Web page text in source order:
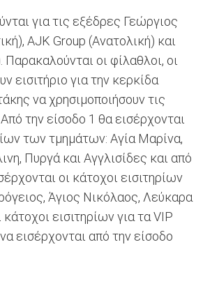
για τις εξέδρες Γεώργιος
AJK Group (Ανατολική) και
οι φίλαθλοι, οι
εισιτήριο για την κερκίδα
να χρησιμοποιήσουν τις
την είσοδο 1 θα εισέρχονται
των τμημάτων: Αγία Μαρίνα,
Πυργά και Αγγλισίδες και από
οι κάτοχοι εισιτηρίων
Άγιος Νικόλαος, Λεύκαρα
εισιτηρίων για τα VIP
εισέρχονται από την είσοδο